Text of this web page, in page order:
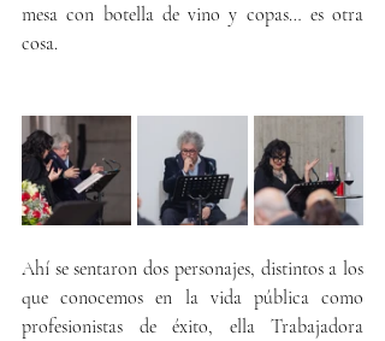
mesa con botella de vino y copas… es otra
cosa.
Ahí se sentaron dos personajes, distintos a los
que conocemos en la vida pública como
profesionistas de éxito, ella Trabajadora